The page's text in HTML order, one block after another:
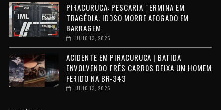
PIRACURUCA: PESCARIA TERMINA EM
TRAGÉDIA; IDOSO MORRE AFOGADO EM
BARRAGEM
JULHO 13, 2026
ACIDENTE EM PIRACURUCA | BATIDA
ENVOLVENDO TRÊS CARROS DEIXA UM HOMEM
FERIDO NA BR-343
JULHO 13, 2026